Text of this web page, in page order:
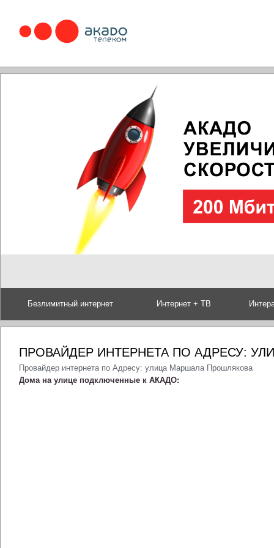
Безлимитный интернет Интернет + ТВ
ПРОВАЙДЕР ИНТЕРНЕТА ПО АДРЕСУ:
Провайдер интернета по Адресу: улица Маршала Прошлякова
Дома на улице подключенные к АКАДО: